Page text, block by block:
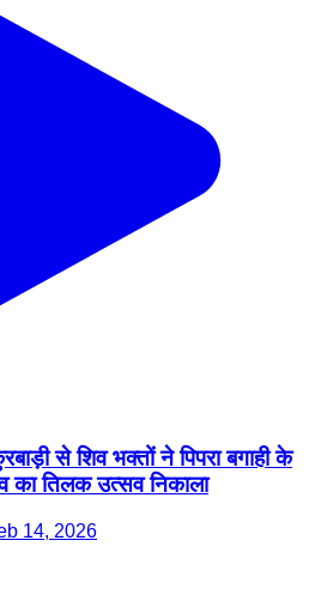
से शिव भक्तों ने पिपरा बगाही के
का तिलक उत्सव निकाला
14, 2026